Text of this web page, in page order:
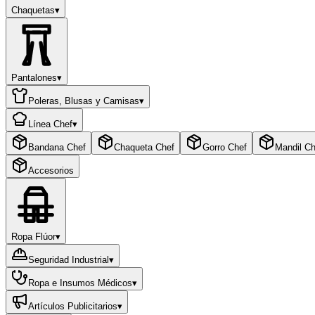
Chaquetas▾
Pantalones▾
Poleras, Blusas y Camisas▾
Línea Chef▾
Bandana Chef Chaqueta Chef Gorro Chef Mandil
Accesorios
Ropa Flúor▾
Seguridad Industrial ▾
Ropa e Insumos Médicos▾
Artículos Publicitarios▾